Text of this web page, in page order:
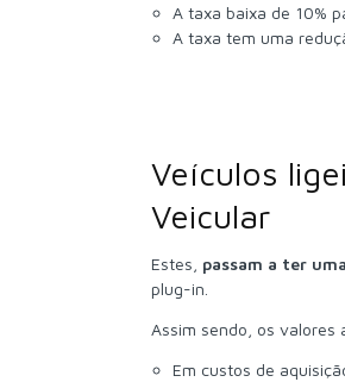
A taxa baixa de 10%
A taxa tem uma
Veículos
Veicular
Estes, passam a ter
plug-in.
Assim sendo, os valores
Em custos de